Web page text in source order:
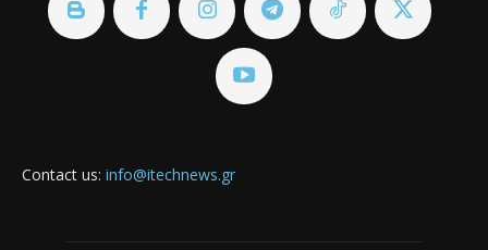
Contact us: info@itechnews.gr